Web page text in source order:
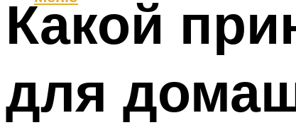
Какой
для